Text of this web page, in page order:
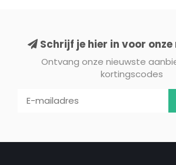
Schrijf je hier in voor
Ontvang onze nieuwste
kortingscodes